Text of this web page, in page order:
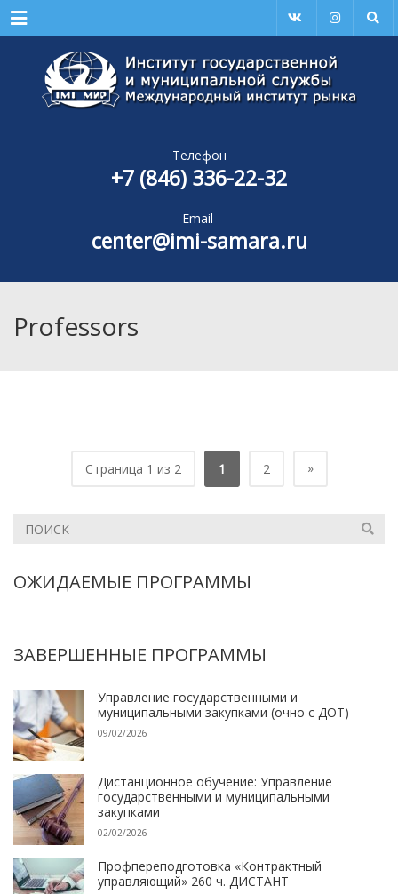
Menu
Телефон
+7 (846) 336-22-32
Email
center@imi-samara.ru
Professors
Страница 1 из 2 1 2 »
ОЖИДАЕМЫЕ ПРОГРАММЫ
ЗАВЕРШЕННЫЕ ПРОГРАММЫ
Управление государственными и
муниципальными закупками (очно с ДОТ)
09/02/2026
Дистанционное обучение: Управление
государственными и муниципальными
закупками
02/02/2026
Профпереподготовка «Контрактный
управляющий» 260 ч. ДИСТАНТ